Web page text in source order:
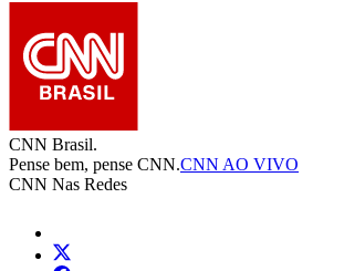
CNN Brasil.
Pense bem, pense CNN.CNN AO VIVO
CNN Nas Redes